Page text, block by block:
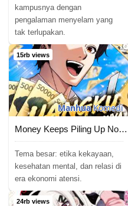
kampusnya dengan
pengalaman menyelam yang
tak terlupakan.
15rb views
ManhuaKomedi
Money Keeps Piling Up No Matter How Much I Spend
Tema besar: etika kekayaan,
kesehatan mental, dan relasi di
era ekonomi atensi.
24rb views